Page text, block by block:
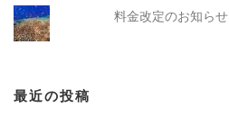
料金改定のお知らせ
最近の投稿